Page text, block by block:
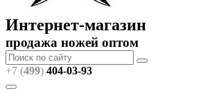
Интернет-магазин
продажа ножей оптом
+7 (499) 404-03-93